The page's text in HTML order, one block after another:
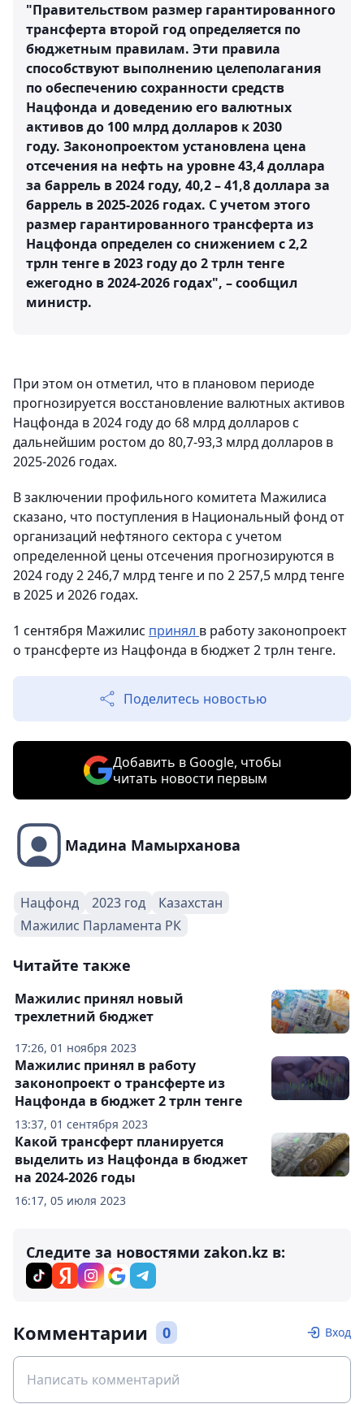
"Правительством размер гарантированного
трансферта второй год определяется по
бюджетным правилам. Эти правила
способствуют выполнению целеполагания
по обеспечению сохранности средств
Нацфонда и доведению его валютных
активов до 100 млрд долларов к 2030
году. Законопроектом установлена цена
отсечения на нефть на уровне 43,4 доллара
за баррель в 2024 году, 40,2 – 41,8 доллара за
баррель в 2025-2026 годах. С учетом этого
размер гарантированного трансферта из
Нацфонда определен со снижением с 2,2
трлн тенге в 2023 году до 2 трлн тенге
ежегодно в 2024-2026 годах", – сообщил
министр.
При этом он отметил, что в плановом периоде
прогнозируется восстановление валютных активов
Нацфонда в 2024 году до 68 млрд долларов с
дальнейшим ростом до 80,7-93,3 млрд долларов в
2025-2026 годах.
В заключении профильного комитета Мажилиса
сказано, что поступления в Национальный фонд от
организаций нефтяного сектора с учетом
определенной цены отсечения прогнозируются в
2024 году 2 246,7 млрд тенге и по 2 257,5 млрд тенге
в 2025 и 2026 годах.
1 сентября Мажилис принял в работу законопроект
о трансферте из Нацфонда в бюджет 2 трлн тенге.
Поделитесь новостью
Добавить в Google, чтобы
читать новости первым
Мадина Мамырханова
Нацфонд 2023 год
Казахстан
Мажилис Парламента РК
Читайте также
17:26, 01 ноября 2023
Мажилис принял новый
трехлетний бюджет
13:37, 01 сентября 2023
Мажилис принял в работу
законопроект о трансферте из
Нацфонда в бюджет 2 трлн тенге
16:17, 05 июля 2023
Какой трансферт планируется
выделить из Нацфонда в бюджет
на 2024-2026 годы
Следите за новостями zakon.kz в:
Комментарии 0 Вход